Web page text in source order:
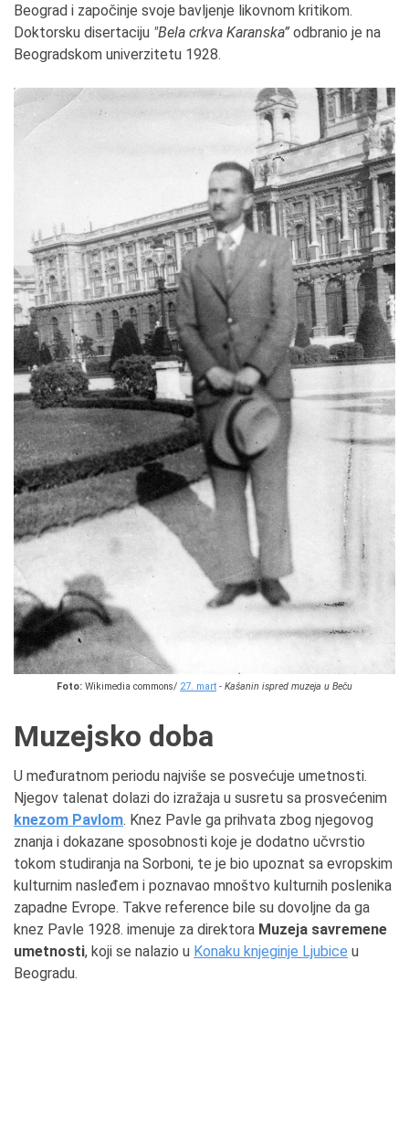
Beograd i započinje svoje bavljenje likovnom kritikom.
Doktorsku disertaciju "Bela crkva Karanska” odbranio je na
Beogradskom univerzitetu 1928.
Foto: Wikimedia commons/ 27. mart - Kašanin ispred muzeja u Beču
Muzejsko doba
U međuratnom periodu najviše se posvećuje umetnosti.
Njegov talenat dolazi do izražaja u susretu sa prosvećenim
knezom Pavlom. Knez Pavle ga prihvata zbog njegovog
znanja i dokazane sposobnosti koje je dodatno učvrstio
tokom studiranja na Sorboni, te je bio upoznat sa evropskim
kulturnim nasleđem i poznavao mnoštvo kulturnih poslenika
zapadne Evrope. Takve reference bile su dovoljne da ga
knez Pavle 1928. imenuje za direktora Muzeja savremene
umetnosti, koji se nalazio u Konaku knjeginje Ljubice u
Beogradu.